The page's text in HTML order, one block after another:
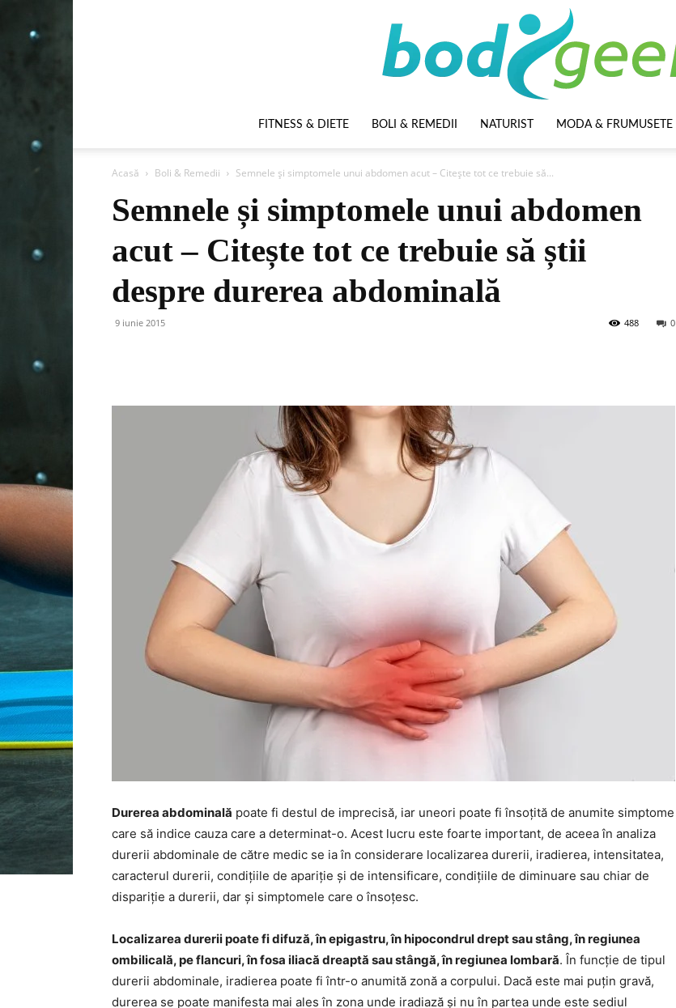
FITNESS & DIETE BOLI & REMEDII NATURIST MODA & FRUMUSETE
Acasă Boli & Remedii Semnele și simptomele unui abdomen acut – Citește tot ce trebuie să...
Semnele și simptomele unui abdomen
acut – Citește tot ce trebuie să știi
despre durerea abdominală
9 iunie 2015 0
488
Durerea abdominală poate fi destul de imprecisă, iar uneori poate fi însoțită de anumite simptome
care să indice cauza care a determinat-o. Acest lucru este foarte important, de aceea în analiza
durerii abdominale de către medic se ia în considerare localizarea durerii, iradierea, intensitatea,
caracterul durerii, condițiile de apariție și de intensificare, condițiile de diminuare sau chiar de
dispariție a durerii, dar și simptomele care o însoțesc.
Localizarea durerii poate fi difuză, în epigastru, în hipocondrul drept sau stâng, în regiunea
ombilicală, pe flancuri, în fosa iliacă dreaptă sau stângă, în regiunea lombară. În funcție de tipul
durerii abdominale, iradierea poate fi într-o anumită zonă a corpului. Dacă este mai puțin gravă,
durerea se poate manifesta mai ales în zona unde iradiază și nu în partea unde este sediul